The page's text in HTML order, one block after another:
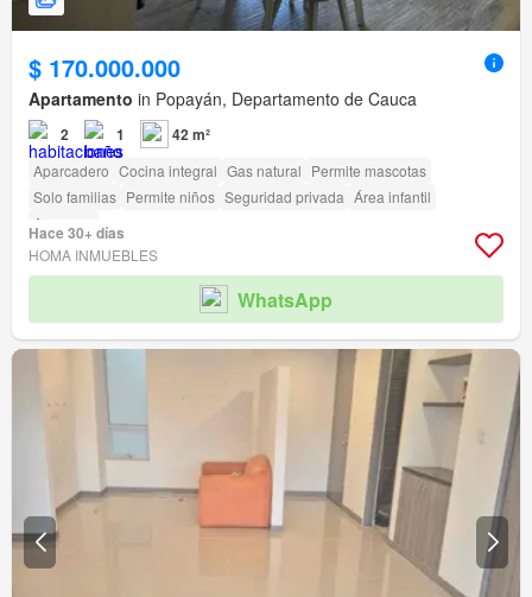
$ 170.000.000
Apartamento in Popayán, Departamento de Cauca
2 1 42 m²
Aparcadero Cocina integral Gas natural Permite mascotas
Solo familias Permite niños Seguridad privada Área infantil
Ascensor
Hace 30+ días
HOMA INMUEBLES
WhatsApp